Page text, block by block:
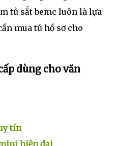
tủ sắt bemc luôn là lựa
mua tủ hồ sơ cho
dùng cho văn
tín